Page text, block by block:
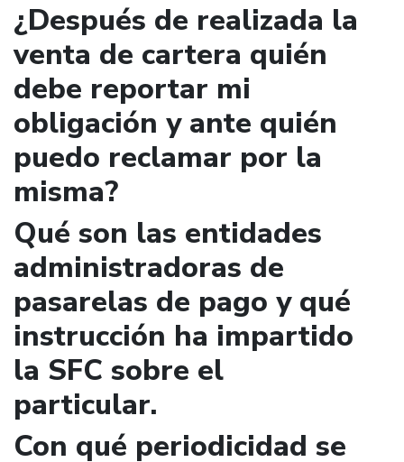
¿Después de realizada la
venta de cartera quién
debe reportar mi
obligación y ante quién
puedo reclamar por la
misma?
Qué son las entidades
administradoras de
pasarelas de pago y qué
instrucción ha impartido
la SFC sobre el
particular.
Con qué periodicidad se